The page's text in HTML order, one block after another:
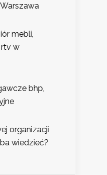
mebli,
w
bhp,
organizacji
wiedzieć?